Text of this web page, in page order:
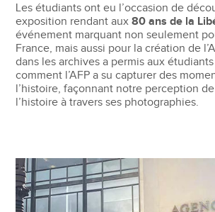
Les étudiants ont eu l’occasion de
exposition rendant aux 80 ans de la
événement marquant non seulement
France, mais aussi pour la création de
dans les archives a permis aux
comment l’AFP a su capturer des
l’histoire, façonnant notre perception
l’histoire à travers ses photographies.